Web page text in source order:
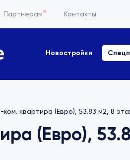
Партнерам Контакты
Новостройки
ком. квартира (Евро), 53.83 м2, 8
(Евро),